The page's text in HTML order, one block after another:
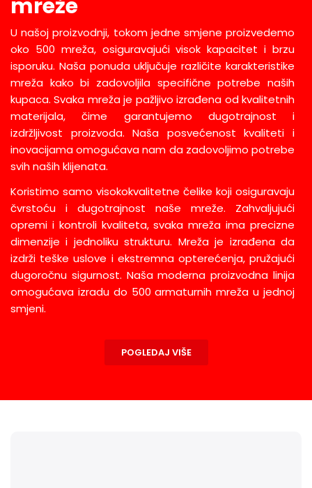
mreže
U našoj proizvodnji, tokom jedne smjene proizvedemo
oko 500 mreža, osiguravajući visok kapacitet i brzu
isporuku. Naša ponuda uključuje različite karakteristike
mreža kako bi zadovoljila specifične potrebe naših
kupaca. Svaka mreža je pažljivo izrađena od kvalitetnih
materijala, čime garantujemo dugotrajnost i
izdržljivost proizvoda. Naša posvećenost kvaliteti i
inovacijama omogućava nam da zadovoljimo potrebe
svih naših klijenata.
Koristimo samo visokokvalitetne čelike koji osiguravaju
čvrstoću i dugotrajnost naše mreže. Zahvaljujući
opremi i kontroli kvaliteta, svaka mreža ima precizne
dimenzije i jednoliku strukturu. Mreža je izrađena da
izdrži teške uslove i ekstremna opterećenja, pružajući
dugoročnu sigurnost. Naša moderna proizvodna linija
omogućava izradu do 500 armaturnih mreža u jednoj
smjeni.
POGLEDAJ VIŠE